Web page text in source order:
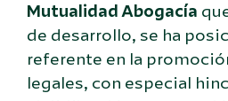
Mutualidad Abogacía
de desarrollo, se ha
referente en la
legales, con especial